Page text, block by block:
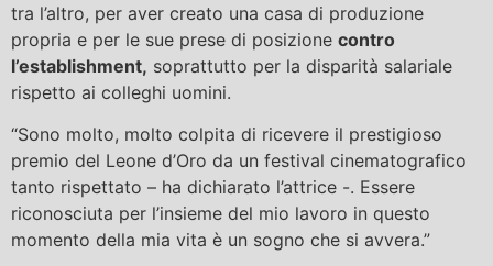
tra l’altro, per aver creato una casa di produzione
propria e per le sue prese di posizione contro
l’establishment, soprattutto per la disparità salariale
rispetto ai colleghi uomini.
“Sono molto, molto colpita di ricevere il prestigioso
premio del Leone d’Oro da un festival cinematografico
tanto rispettato – ha dichiarato l’attrice -. Essere
riconosciuta per l’insieme del mio lavoro in questo
momento della mia vita è un sogno che si avvera.”